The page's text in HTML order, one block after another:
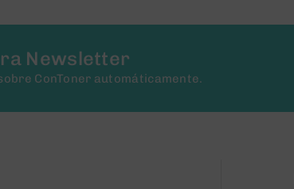
Newsletter
ConToner automáticamente.